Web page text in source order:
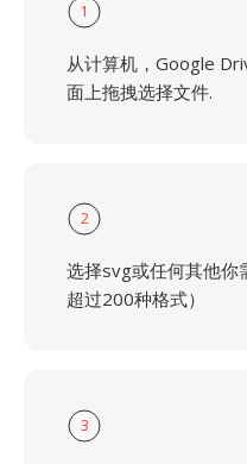
1
从计算机，Google
面上拖拽选择文件.
2
选择svg或任何其他你
超过200种格式）
3